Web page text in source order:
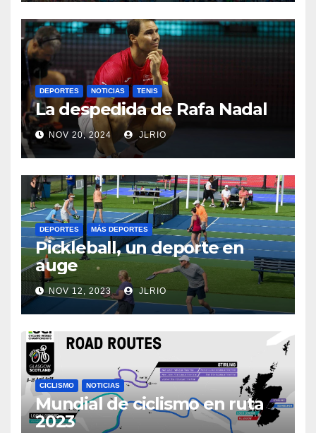
DEPORTES NOTICIAS TENIS
La despedida de Rafa Nadal
NOV 20, 2024 JLRIO
DEPORTES MÁS DEPORTES
Pickleball, un deporte en
auge
NOV 12, 2023 JLRIO
CICLISMO NOTICIAS
Mundial de ciclismo en ruta
2023